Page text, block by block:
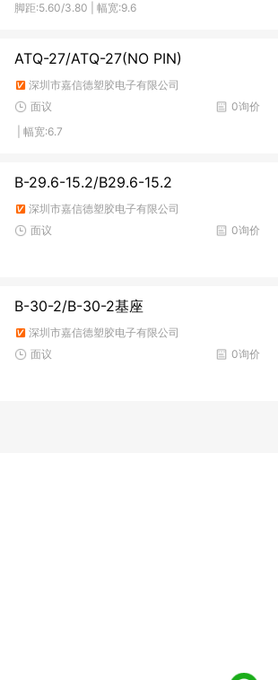
脚距:5.60/3.80 | 幅宽:9.6
ATQ-27/ATQ-27(NO PIN)
深圳市嘉信德塑胶电子有限公司
0询价
面议
| 幅宽:6.7
B-29.6-15.2/B29.6-15.2
深圳市嘉信德塑胶电子有限公司
0询价
面议
B-30-2/B-30-2基座
深圳市嘉信德塑胶电子有限公司
0询价
面议